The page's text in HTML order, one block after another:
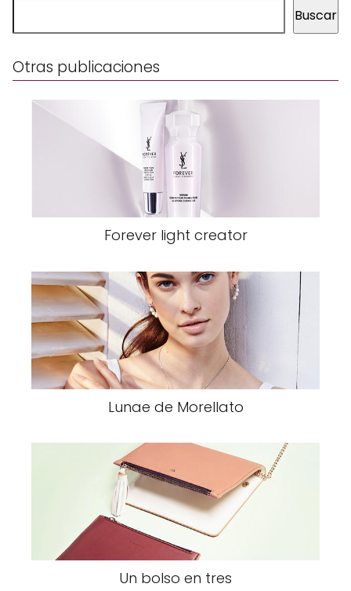
Buscar
Otras publicaciones
Forever light creator
Lunae de Morellato
Un bolso en tres